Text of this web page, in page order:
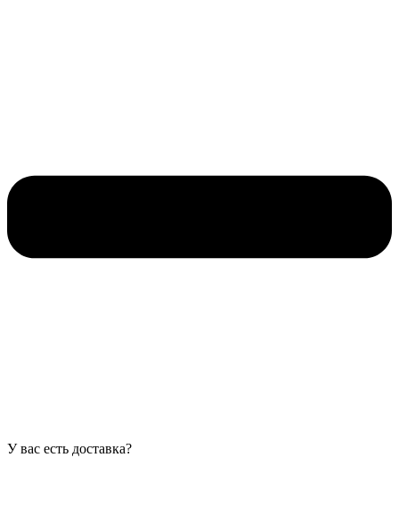
У вас есть доставка?